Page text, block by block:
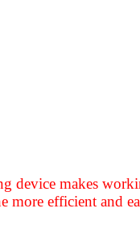
device makes
more efficient and